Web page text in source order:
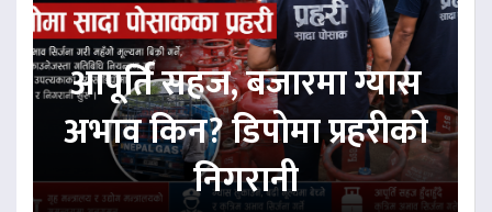
आपूर्ति सहज, बजारमा ग्यास
अभाव किन? डिपोमा प्रहरीको
निगरानी